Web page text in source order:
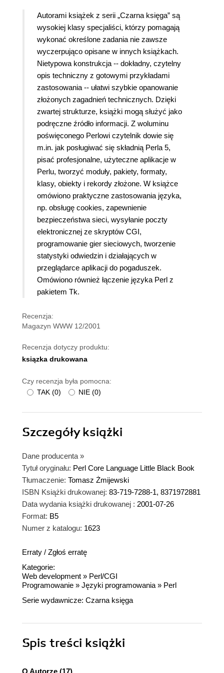
Autorami książek z serii „Czarna księga” są
wysokiej klasy specjaliści, którzy pomagają
wykonać określone zadania nie zawsze
wyczerpująco opisane w innych książkach.
Nietypowa konstrukcja -- dokładny, czytelny
opis techniczny z gotowymi przykładami
zastosowania -- ułatwi szybkie opanowanie
złożonych zagadnień technicznych. Dzięki
zwartej strukturze, książki mogą służyć jako
podręczne źródło informacji. Z woluminu
poświęconego Perlowi czytelnik dowie się
m.in. jak posługiwać się składnią Perla 5,
pisać profesjonalne, użyteczne aplikacje w
Perlu, tworzyć moduły, pakiety, formaty,
klasy, obiekty i rekordy złożone. W książce
omówiono praktyczne zastosowania języka,
np. obsługę cookies, zapewnienie
bezpieczeństwa sieci, wysyłanie poczty
elektronicznej ze skryptów CGI,
programowanie gier sieciowych, tworzenie
statystyki odwiedzin i działających w
przeglądarce aplikacji do pogaduszek.
Omówiono również łączenie języka Perl z
pakietem Tk.
Recenzja:
Magazyn WWW 12/2001
Recenzja dotyczy produktu:
ksiązka drukowana
Czy recenzja była pomocna:
TAK (0) NIE (0)
Szczegółyksiążki
Dane producenta »
Tytuł oryginału: Perl Core Language Little Black Book
Tłumaczenie: Tomasz Żmijewski
ISBN Książki drukowanej: 83-719-7288-1, 8371972881
Data wydania książki drukowanej : 2001-07-26
Format: B5
Numer z katalogu: 1623
Erraty / Zgłoś erratę
Kategorie:
Web development » Perl/CGI
Programowanie » Języki programowania » Perl
Serie wydawnicze: Czarna księga
Spis treści książki